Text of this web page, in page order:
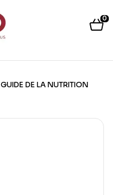
0
GUIDE DE LA NUTRITION